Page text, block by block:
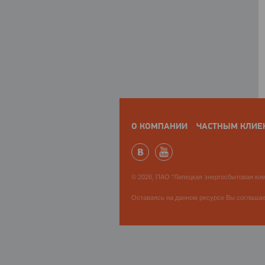
О КОМПАНИИ ЧАСТНЫМ
© 2026, ПАО "Липецкая энергосбытовая
Оставаясь на данном ресурсе Вы